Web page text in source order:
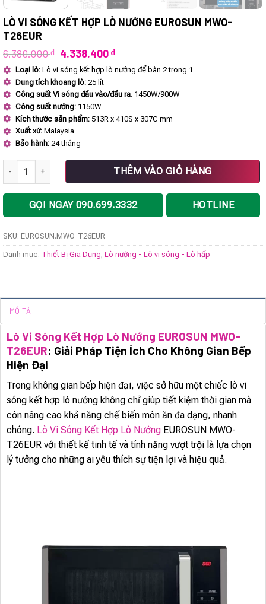
LÒ VI SÓNG KẾT HỢP LÒ NƯỚNG EUROSUN MWO-
T26EUR
6.380.000₫ Giá
gốc
là:
6.380.000 ₫.
4.338.400₫Giá
hiện
tại
4.338.400 ₫.
Loại lò: Lò vi sóng kết hợp lò nướng để bàn 2 trong 1
Dung tích khoang lò: 25 lít
Công suất Vi sóng đầu vào/đầu ra: 1450W/900W
Công suất nướng: 1150W
Kích thước sản phẩm: 513R x 410S x 307C mm
Xuất xứ: Malaysia
Bảo hành: 24 tháng
Lò vi sóng kết hợp lò nướng EUROSUN MWO-T26EUR số lượng
THÊM VÀO GIỎ HÀNG
GỌI NGAY 090.699.3332 HOTLINE
SKU: EUROSUN.MWO-T26EUR
Danh mục: Thiết Bị Gia Dụng Lò nướng - Lò vi sóng - Lò hấp
MÔ TẢ
Lò Vi Sóng Kết Hợp Lò Nướng EUROSUN MWO-
T26EUR: Giải Pháp Tiện Ích Cho Không Gian Bếp
Hiện Đại
Trong không gian bếp hiện đại, việc sở hữu một chiếc lò vi
sóng kết hợp lò nướng không chỉ giúp tiết kiệm thời gian mà
còn nâng cao khả năng chế biến món ăn đa dạng, nhanh
chóng. Lò Vi Sóng Kết Hợp Lò Nướng EUROSUN MWO-
T26EUR với thiết kế tinh tế và tính năng vượt trội là lựa chọn
lý tưởng cho những ai yêu thích sự tiện lợi và hiệu quả.